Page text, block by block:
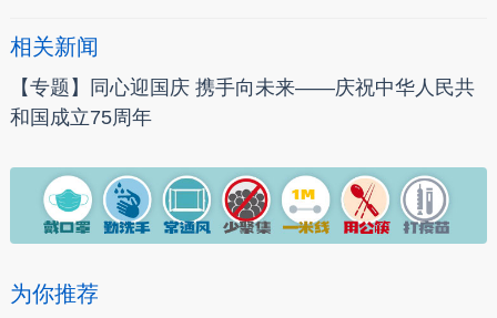
相关新闻
【专题】同心迎国庆 携手向未来——庆祝中华人民共
和国成立75周年
为你推荐